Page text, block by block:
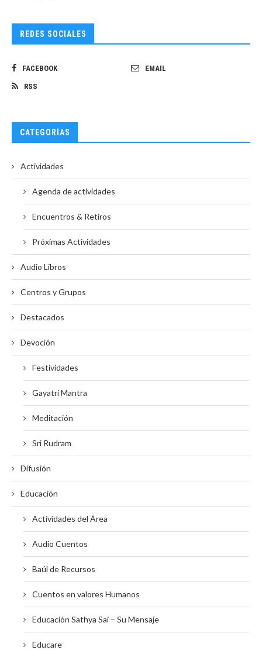
REDES SOCIALES
FACEBOOK EMAIL
RSS
CATEGORÍAS
Actividades
Agenda de actividades
Encuentros & Retiros
Próximas Actividades
Audio Libros
Centros y Grupos
Destacados
Devoción
Festividades
Gayatri Mantra
Meditación
Sri Rudram
Difusión
Educación
Actividades del Área
Audio Cuentos
Baúl de Recursos
Cuentos en valores Humanos
Educación Sathya Sai – Su Mensaje
Educare